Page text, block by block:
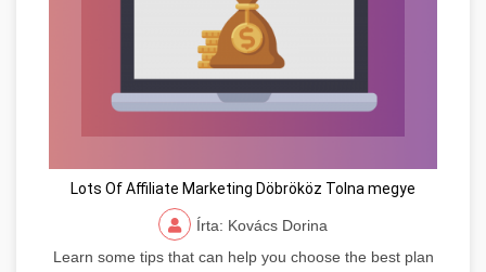
Lots Of Affiliate Marketing Döbrököz Tolna megye
Írta: Kovács Dorina
Learn some tips that can help you choose the best plan